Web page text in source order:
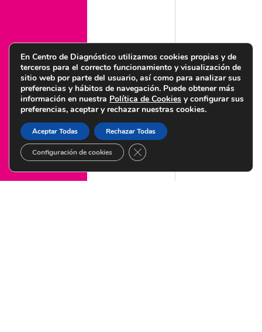
Política de seguridad de la información
© Copyright 2022 Centro de Diagnóstico Granada – Diseñado por
En Centro de Diagnóstico utilizamos cookies propias y de
terceros para el correcto funcionamiento y visualización de
sitio web por parte del usuario, así como para analizar sus
preferencias y hábitos de navegación. Puede obtener más
información en nuestra Política de Cookies y configurar sus
preferencias, aceptar y rechazar nuestras cookies.
Aceptar Todas Rechazar Todas
Configuración de cookies CERRAR EL BANNER DE